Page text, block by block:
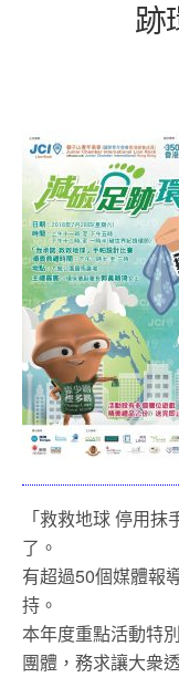
跡
「救救地球 停用
了。
有超過50個媒體報
持。
本年度重點活動特
團體，務求讓大衆